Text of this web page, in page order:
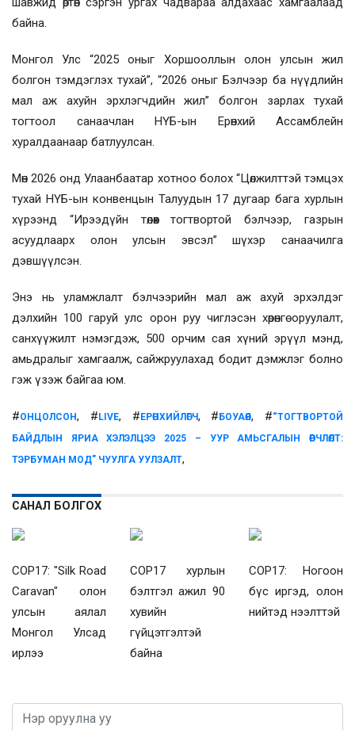
байна.
Монгол Улс “2025 оныг Хоршооллын олон улсын жил
болгон тэмдэглэх тухай”, “2026 оныг Бэлчээр ба нүүдлийн
мал аж ахуйн эрхлэгчдийн жил” болгон зарлах тухай
тогтоол санаачлан НҮБ-ын Ерөнхий Ассамблейн
хуралдаанаар батлуулсан.
Мөн 2026 онд Улаанбаатар хотноо болох “Цөлжилттэй тэмцэх
тухай НҮБ-ын конвенцын Талуудын 17 дугаар бага хурлын
хүрээнд “Ирээдүйн төлөөх тогтвортой бэлчээр, газрын
асуудлаарх олон улсын эвсэл” шүхэр санаачилга
дэвшүүлсэн.
Энэ нь уламжлалт бэлчээрийн мал аж ахуй эрхэлдэг
дэлхийн 100 гаруй улс орон руу чиглэсэн хөрөнгө оруулалт,
санхүүжилт нэмэгдэж, 500 орчим сая хүний эрүүл мэнд,
амьдралыг хамгаалж, сайжруулахад бодит дэмжлэг болно
гэж үзэж байгаа юм.
#ОНЦОЛСОН, # LIVE, # ЕРӨНХИЙЛӨГЧ, # БОУАӨЯ, #“ТОГТВОРТОЙ
БАЙДЛЫН ЯРИА ХЭЛЭЛЦЭЭ 2025 – УУР АМЬСГАЛЫН ӨӨРЧЛӨЛТ:
ТЭРБУМАН МОД” ЧУУЛГА УУЛЗАЛТ,
САНАЛ БОЛГОХ
COP17: "Silk Road
Caravan" олон
улсын аялал
Монгол Улсад
ирлээ
COP17 хурлын
бэлтгэл ажил 90
хувийн
гүйцэтгэлтэй
байна
COP17: Ногоон
бүс иргэд, олон
нийтэд нээлттэй